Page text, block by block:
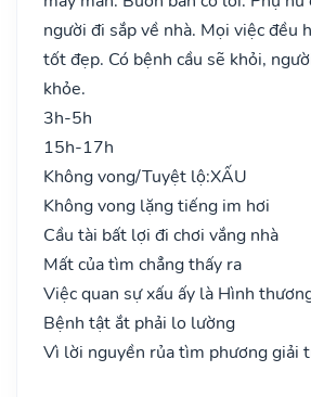
người đi sắp về nhà. Mọi việc đều
tốt đẹp. Có bệnh cầu sẽ khỏi,
khỏe.
3h-5h
15h-17h
Không vong/Tuyệt lộ:XẤU
Không vong lặng tiếng im hơi
Cầu tài bất lợi đi chơi vắng nhà
Mất của tìm chẳng thấy ra
Việc quan sự xấu ấy là Hình
Bệnh tật ắt phải lo lường
Vì lời nguyền rủa tìm phương giải